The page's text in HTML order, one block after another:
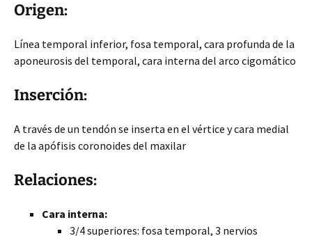
Origen:
Línea temporal inferior, fosa temporal, cara profunda de la
aponeurosis del temporal, cara interna del arco cigomático
Inserción:
A través de un tendón se inserta en el vértice y cara medial
de la apófisis coronoides del maxilar
Relaciones:
Cara interna:
3/4 superiores: fosa temporal, 3 nervios